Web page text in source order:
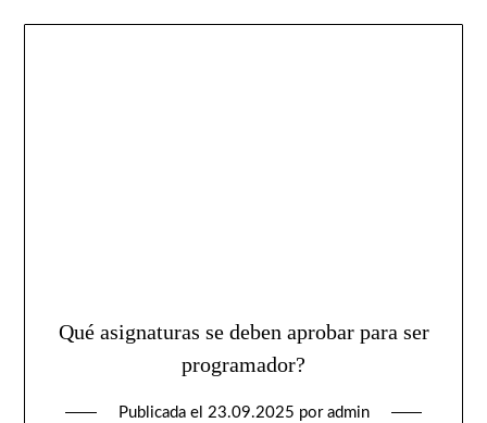
Qué asignaturas se deben aprobar para ser
programador?
Publicada el 23.09.2025 por admin